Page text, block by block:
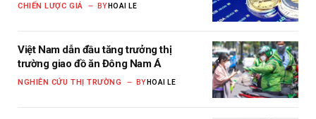
CHIẾN LƯỢC GIÁ BY HOAI LE
Việt Nam dẫn đầu tăng trưởng thị
trường giao đồ ăn Đông Nam Á
NGHIÊN CỨU THỊ TRƯỜNG BY HOAI LE